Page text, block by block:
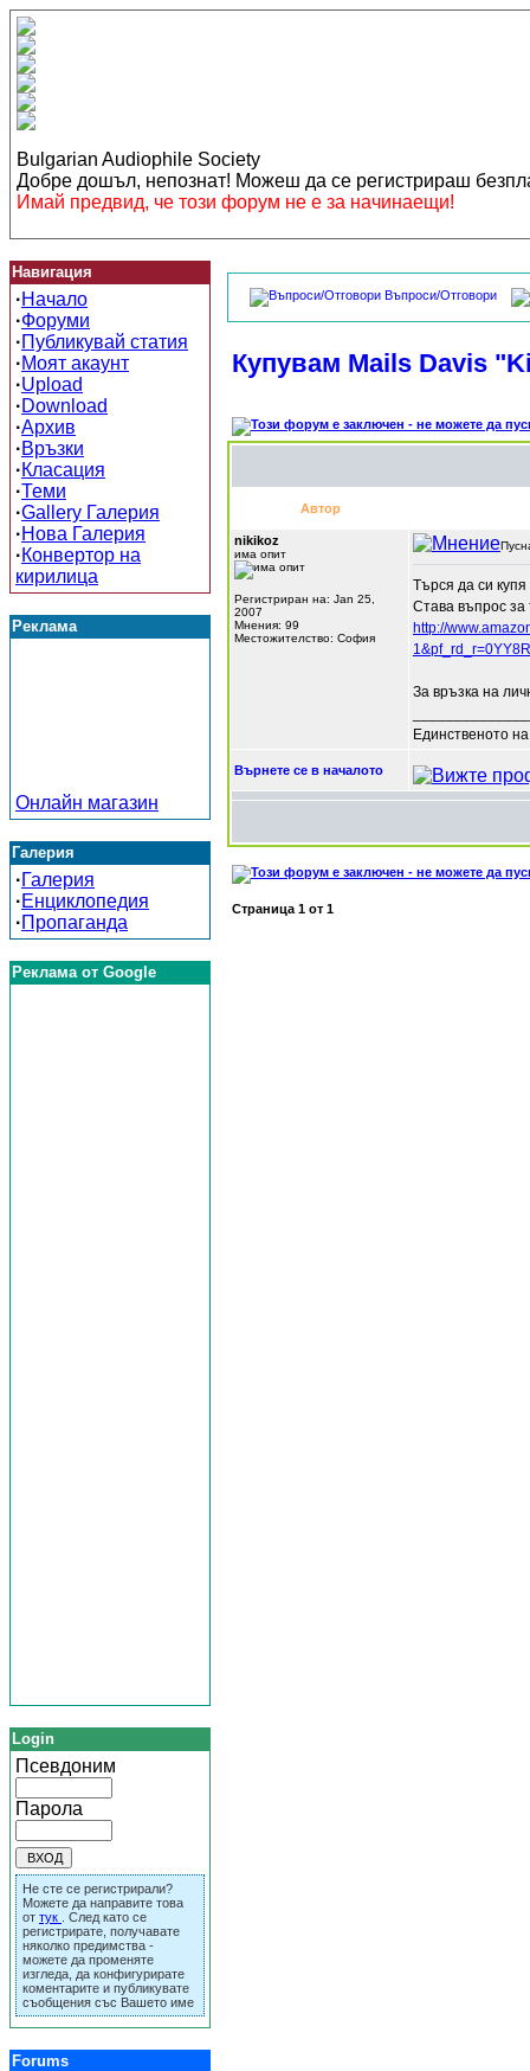
Bulgarian Audiophile Society
Добре дошъл, непознат! Можеш да се регистрираш
Имай предвид, че този форум не е за начинаещи!
Навигация
·Начало
·Форуми
·Публикувай статия
·Моят акаунт
·Upload
·Download
·Архив
·Връзки
·Класация
·Теми
·Gallery Галерия
·Нова Галерия
·Конвертор на
кирилица
Реклама
Онлайн магазин
Галерия
·Галерия
·Енциклопедия
·Пропаганда
Реклама от Google
Login
Псевдоним
Парола
Не сте се регистрирали?
Можете да направите това
от тук
. След като се
регистрирате, получавате
няколко предимства -
можете да променяте
изгледа, да конфигурирате
коментарите и публикувате
съобщения със Вашето име
Forums
Въпроси/Отговори
Купувам Mails Davis
Автор
nikikoz
има опит
Регистриран на: Jan 25,
2007
Мнения: 99
Местожителство: София
Търся да си
Става въпрос за
http://
За връзка на
Единственото
Върнете се в началото
Страница 1 от 1